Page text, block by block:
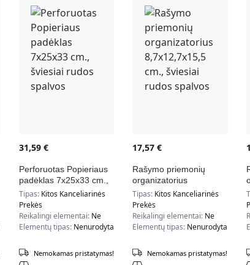
31,59 €
Perforuotas Popieriaus
padėklas 7x25x33 cm.,
šviesiai rudos spalvos
Tipas: Kitos Kanceliarinės
Prekės
Reikalingi elementai: Ne
Elementų tipas: Nenurodyta
Nemokamas pristatymas!
17,57€
Rašymo priemonių
organizatorius
8,7×12,7×15,5 cm.,
šviesiai rudos spalvos
Tipas: Kitos Kanceliarinės
Prekės
Reikalingi elementai: Ne
Elementų tipas: Nenurodyta
Nemokamas pristatymas!